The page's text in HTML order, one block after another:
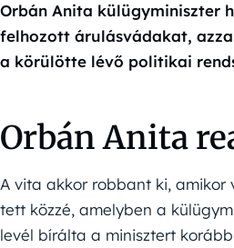
Orbán Anita külügyminiszter
felhozott árulásvádakat,
a körülötte lévő politikai
Orbán Anita
A vita akkor robbant ki,
tett közzé, amelyben a
levél bírálta a minisztert